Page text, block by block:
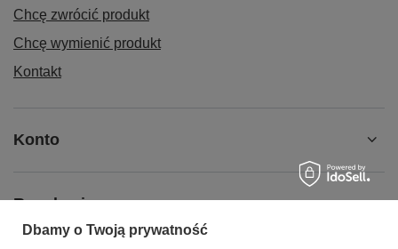
Chcę zwrócić produkt
Chcę wymienić produkt
Kontakt
Konto
Regulaminy
Dbamy o Twoją prywatność